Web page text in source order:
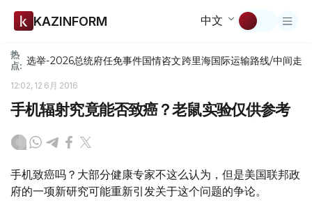
KAZINFORM 中文
热
点: 选举-2026总统府任免事件国情咨文跨里海国际运输路线/中间走廊
12:02, 12 6月 2016
手机辐射究竟能否致癌？老鼠实验仅供参考
手机致癌吗？大部分健康专家不这么认为，但是美国联邦政
府的一项新研究可能重新引发关于这个问题的争论。